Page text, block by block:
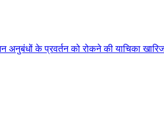
अनुबंधों के प्रवर्तन को रोकने की याचिका